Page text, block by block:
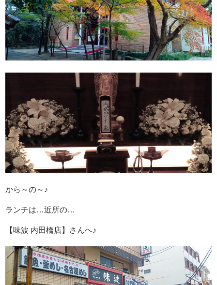
から～の～♪
ランチは…近所の…
【味波 内田橋店】さんへ♪